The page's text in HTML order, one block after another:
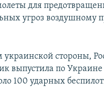
для
угроз воздушному
стороны,
выпустила по Украине
100 ударных